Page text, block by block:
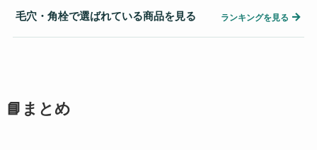
毛穴・角栓で選ばれている商品を見る ランキングを見る →
📘まとめ